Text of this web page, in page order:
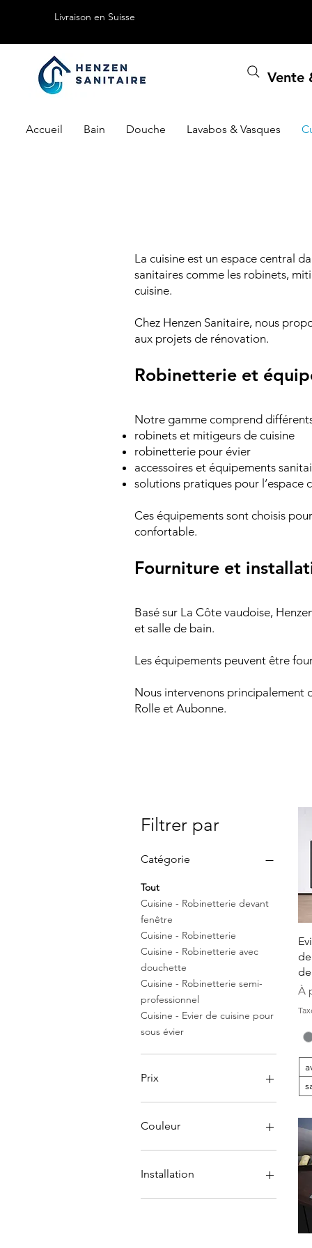
Livraison en Suisse
Vente
Accueil Bain Douche Lavabos & Vasques
La cuisine est un espace central
sanitaires comme les robinets,
cuisine.
Chez Henzen Sanitaire, nous
aux projets de rénovation.
Robinetterie et
Notre gamme comprend
robinets et mitigeurs de cuisine
robinetterie pour évier
accessoires et équipements
solutions pratiques pour l’espace
Ces équipements sont choisis
confortable.
Fourniture et
Basé sur La Côte vaudoise,
et salle de bain.
Les équipements peuvent être
Nous intervenons principalement
Rolle et Aubonne.
Filtrer par
Catégorie
Tout
Cuisine - Robinetterie devant
fenêtre
Cuisine - Robinetterie
Cuisine - Robinetterie avec
douchette
Cuisine - Robinetterie semi-
professionnel
Cuisine - Evier de cuisine pour
sous évier
Prix
Couleur
Installation
avec installation
À